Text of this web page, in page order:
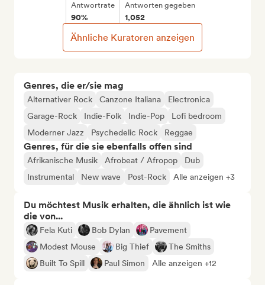
Genres, die er/sie mag
Alternativer Rock Canzone Italiana
Electronica
Garage-Rock
Indie-Folk Indie-Pop
Lofi bedroom
Moderner Jazz
Psychedelic Rock Reggae
Genres, für die sie ebenfalls offen sind
Afrikanische Musik Afrobeat / Afropop
Dub
Instrumental
New wave Post-Rock Alle anzeigen +3
Du möchtest Musik erhalten, die ähnlich ist wie
die von...
Fela Kuti Bob Dylan
Pavement
Modest Mouse
Big Thief
The Smiths
Built To Spill
Paul Simon Alle anzeigen +12
Antwortrate
90%
Antworten gegeben
1,052
Ähnliche Kuratoren anzeigen